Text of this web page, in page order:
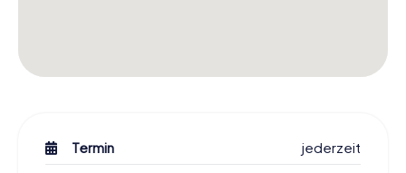
Termin
jederzeit